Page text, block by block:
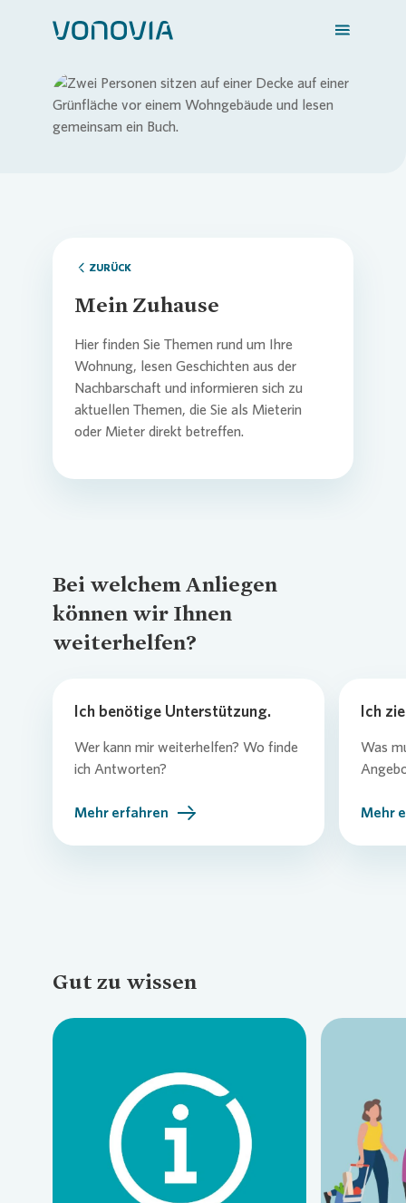
Zuhause finden
Meine Stadt
Login
ZURÜCK
Mein Zuhause
Hier finden Sie Themen rund um Ihre
Wohnung, lesen Geschichten aus der
Nachbarschaft und informieren sich zu
aktuellen Themen, die Sie als Mieterin
oder Mieter direkt betreffen.
Bei welchem Anliegen
können wir Ihnen
weiterhelfen?
Ich benötige Unterstützung.
Wer kann mir weiterhelfen? Wo finde
ich Antworten?
Mehr erfahren
Ich
Was
Mehr
Gut zu wissen
Loading...